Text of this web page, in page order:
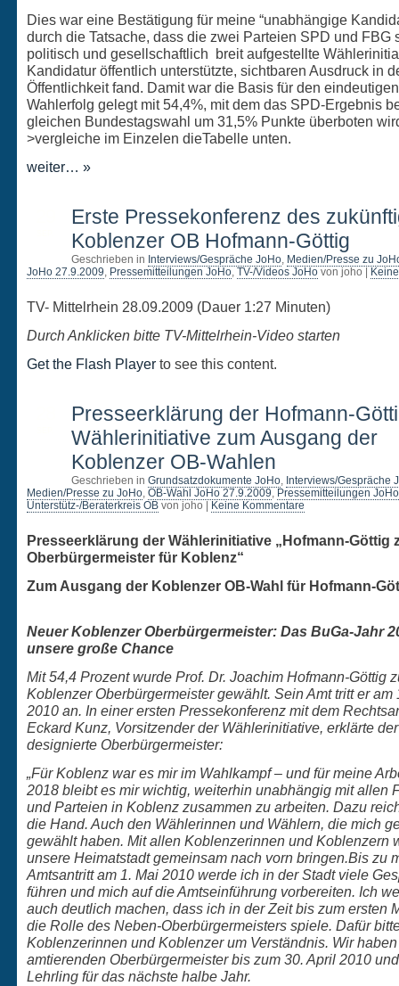
Dies war eine Bestätigung für meine “unabhängige
durch die Tatsache, dass die zwei Parteien SPD und FBG
politisch und gesellschaftlich breit aufgestellte
Kandidatur öffentlich unterstützte, sichtbaren Ausdruck in
Öffentlichkeit fand. Damit war die Basis für den eindeutigen
Wahlerfolg gelegt mit 54,4%, mit dem das SPD-Ergebnis
gleichen Bundestagswahl um 31,5% Punkte überboten
>vergleiche im Einzelen dieTabelle unten.
weiter… »
Erste Pressekonferenz des
Koblenzer OB Hofmann-Göttig
Geschrieben in Interviews/Gespräche JoHo, Medien/Presse zu
JoHo 27.9.2009, Pressemitteilungen JoHo, TV-/Videos JoHo von joho |
TV- Mittelrhein 28.09.2009 (Dauer 1:27 Minuten)
Durch Anklicken bitte TV-Mittelrhein-Video starten
Get the Flash Player to see this content.
Presseerklärung der Hofmann-
Wählerinitiative zum Ausgang der
Koblenzer OB-Wahlen
Geschrieben in Grundsatzdokumente JoHo, Interviews/Gespräche
Medien/Presse zu JoHo, OB-Wahl JoHo 27.9.2009, Pressemitteilungen JoHo
Unterstütz-/Beraterkreis OB von joho | Keine Kommentare
Presseerklärung der Wählerinitiative „Hofmann-Göttig
Oberbürgermeister für Koblenz“
Zum Ausgang der Koblenzer OB-Wahl für Hofmann-
Neuer Koblenzer Oberbürgermeister: Das BuGa-Jahr
unsere große Chance
Mit 54,4 Prozent wurde Prof. Dr. Joachim Hofmann-Göttig
Koblenzer Oberbürgermeister gewählt. Sein Amt tritt er am
2010 an. In einer ersten Pressekonferenz mit dem
Eckard Kunz, Vorsitzender der Wählerinitiative, erklärte der
designierte Oberbürgermeister:
„Für Koblenz war es mir im Wahlkampf – und für meine
2018 bleibt es mir wichtig, weiterhin unabhängig mit allen
und Parteien in Koblenz zusammen zu arbeiten. Dazu
die Hand. Auch den Wählerinnen und Wählern, die mich
gewählt haben. Mit allen Koblenzerinnen und Koblenzern
unsere Heimatstadt gemeinsam nach vorn bringen.Bis zu
Amtsantritt am 1. Mai 2010 werde ich in der Stadt viele
führen und mich auf die Amtseinführung vorbereiten. Ich
auch deutlich machen, dass ich in der Zeit bis zum ersten
die Rolle des Neben-Oberbürgermeisters spiele. Dafür
Koblenzerinnen und Koblenzer um Verständnis. Wir
amtierenden Oberbürgermeister bis zum 30. April 2010
Lehrling für das nächste halbe Jahr.